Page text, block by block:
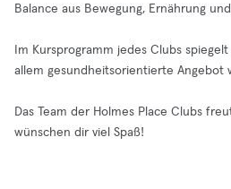
Balance aus Bewegung, Ernährung
Im Kursprogramm jedes Clubs
allem gesundheitsorientierte Angebot
Das Team der Holmes Place Clubs
wünschen dir viel Spaß!